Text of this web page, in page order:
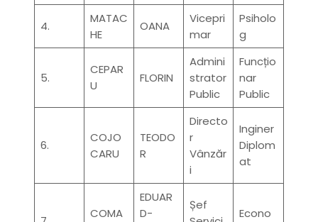
4.
MATAC
HE
OANA
Vicepri
mar
Psiholo
g
5.
CEPAR
U
FLORIN
Admini
strator
Public
Funcțio
nar
Public
6.
COJO
CARU
TEODO
R
Directo
r
Vânzăr
i
Inginer
Diplom
at
COMA
EDUAR
D-
Șef
Econo